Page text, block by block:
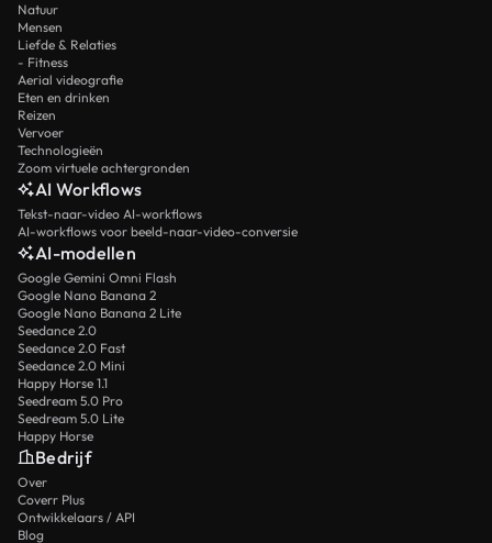
Natuur
Mensen
Liefde & Relaties
- Fitness
Aerial videografie
Eten en drinken
Reizen
Vervoer
Technologieën
Zoom virtuele achtergronden
AI Workflows
Tekst-naar-video AI-workflows
AI-workflows voor beeld-naar-video-conversie
AI-modellen
Google Gemini Omni Flash
Google Nano Banana 2
Google Nano Banana 2 Lite
Seedance 2.0
Seedance 2.0 Fast
Seedance 2.0 Mini
Happy Horse 1.1
Seedream 5.0 Pro
Seedream 5.0 Lite
Happy Horse
Bedrijf
Over
Coverr Plus
Ontwikkelaars / API
Blog